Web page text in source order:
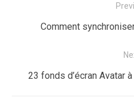
Previous
Comment
Next
23 fonds d’écran Avatar